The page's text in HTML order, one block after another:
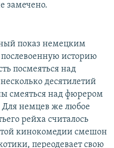
замечено.
показ немецким
историю
посмеяться над
десятилетий
смеяться над фюрером
Для немцев же любое
рейха считалось
кинокомедии смешон
переодевает свою